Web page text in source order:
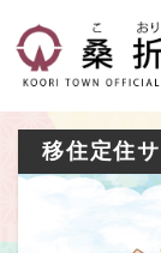
先
移住定住